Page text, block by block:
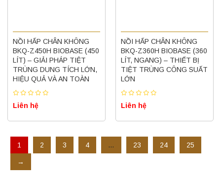
NỒI HẤP CHÂN KHÔNG
BKQ-Z450H BIOBASE (450
LÍT) – GIẢI PHÁP TIỆT
TRÙNG DUNG TÍCH LỚN,
HIỆU QUẢ VÀ AN TOÀN
Liên hệ
NỒI HẤP CHÂN KHÔNG
BKQ-Z360H BIOBASE (360
LÍT, NGANG) – THIẾT BỊ
TIỆT TRÙNG CÔNG SUẤT
LỚN
Liên hệ
1 2 3 4 … 23 24 25
→
Máy ly tâm tốc độ thấp để bàn YKL02A
Yonglekang – Máy ly tâm phòng thí nghiệm
Liên hệ
(50 Lít) – Giải pháp tiệt trùng hiệu quả